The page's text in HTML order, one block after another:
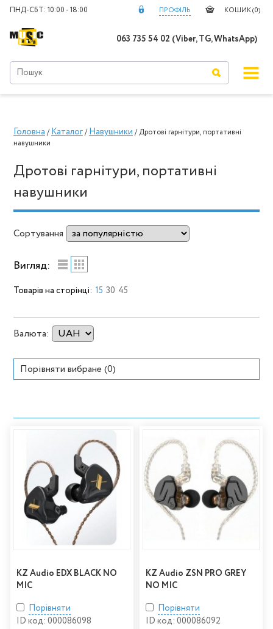
ПРОФІЛЬ КОШИК (0)
ПНД-СБТ: 10:00 - 18:00
063 735 54 02 (Viber, TG, WhatsApp)
Головна/Каталог/Навушники/ Дротові гарнітури, портативні
навушники
Дротові гарнітури, портативні
навушники
Сортування
Вигляд:
Товарів на сторінці: 15 30 45
Валюта:
Порівняти вибране (0)
KZ Audio EDX BLACK NO
MIC
Порівняти
ID код: 000086098
KZ Audio ZSN PRO GREY
NO MIC
Порівняти
ID код: 000086092